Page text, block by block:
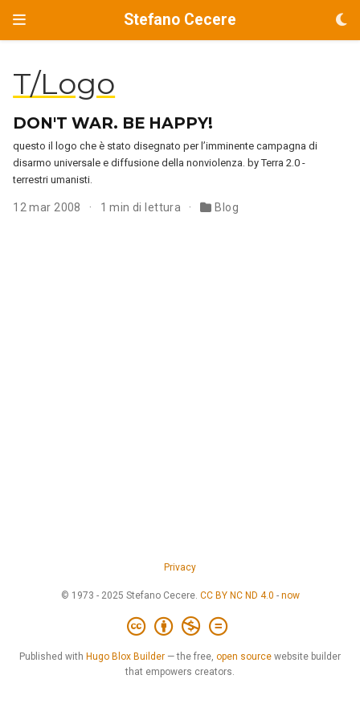
Stefano Cecere
T/Logo
DON'T WAR. BE HAPPY!
questo il logo che è stato disegnato per l’imminente campagna di
disarmo universale e diffusione della nonviolenza. by Terra 2.0 -
terrestri umanisti.
12 mar 2008 1 min di lettura Blog
Privacy
© 1973 - 2025 Stefano Cecere. CC BY NC ND 4.0 - now
Published with Hugo Blox Builder — the free, open source website builder
that empowers creators.